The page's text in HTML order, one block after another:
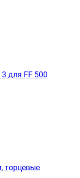
для FF 500
торцевые